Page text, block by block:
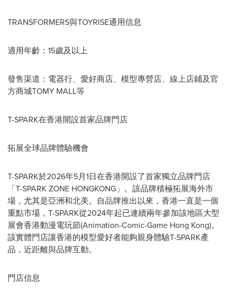
TRANSFORMERS與TOYRISE通用信息
適用年齡：15歲及以上
發售渠道：電器行、愛好商店、模型專營店、線上店鋪及官
方商城TOMY MALL等
T-SPARK在香港開設首家品牌門店
拓展全球品牌體驗機會
T-SPARK於2026年5月1日在香港開設了首家獨立品牌門店
「T-SPARK ZONE HONGKONG」。該品牌積極拓展海外市
場，尤其是亞洲和北美。自品牌推出以來，香港一直是一個
重點市場，T-SPARK從2024年起已連續兩年參加該地區大型
展會香港動漫電玩節(Animation-Comic-Game Hong Kong)。
該實體門店讓香港的模型愛好者能夠親身體驗T-SPARK產
品，近距離與品牌互動。
門店信息